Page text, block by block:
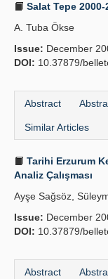
Salat Tepe 2000-
A. Tuba Ökse
Issue: December
DOI: 10.37879/
Abstract
Similar Articles
Tarihi Erzurum
Analiz Çalışması
Ayşe Sağsöz,
Issue: December
DOI: 10.37879/
Abstract